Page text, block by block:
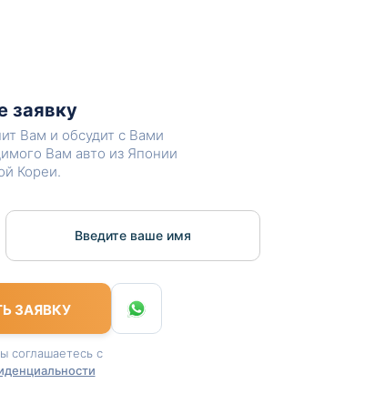
заявку
Вам и обсудит с Вами
Вам авто из Японии
Кореи.
Введите вашe имя
ЗАЯВКУ
соглашаетесь с